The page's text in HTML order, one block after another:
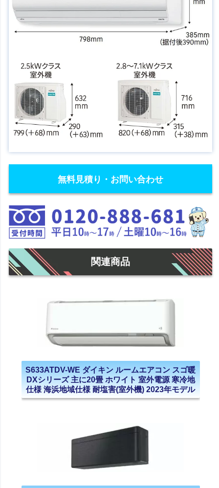
無料見積り・お問い合わせ
関連商品
S633ATDV-WE ダイキン ルームエアコン スゴ暖
DXシリーズ 主に20畳 ホワイト 室外電源 寒冷地
仕様 海浜地域仕様 耐塩害(室外機) 2023年モデル